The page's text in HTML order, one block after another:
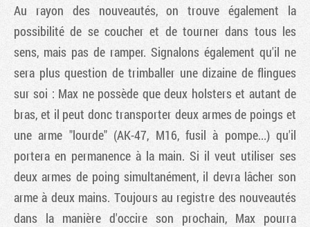
Au rayon des nouveautés, on trouve également la
possibilité de se coucher et de tourner dans tous les
sens, mais pas de ramper. Signalons également qu'il ne
sera plus question de trimballer une dizaine de flingues
sur soi : Max ne possède que deux holsters et autant de
bras, et il peut donc transporter deux armes de poings et
une arme "lourde" (AK-47, M16, fusil à pompe...) qu'il
portera en permanence à la main. Si il veut utiliser ses
deux armes de poing simultanément, il devra lâcher son
arme à deux mains. Toujours au registre des nouveautés
dans la manière d'occire son prochain, Max pourra